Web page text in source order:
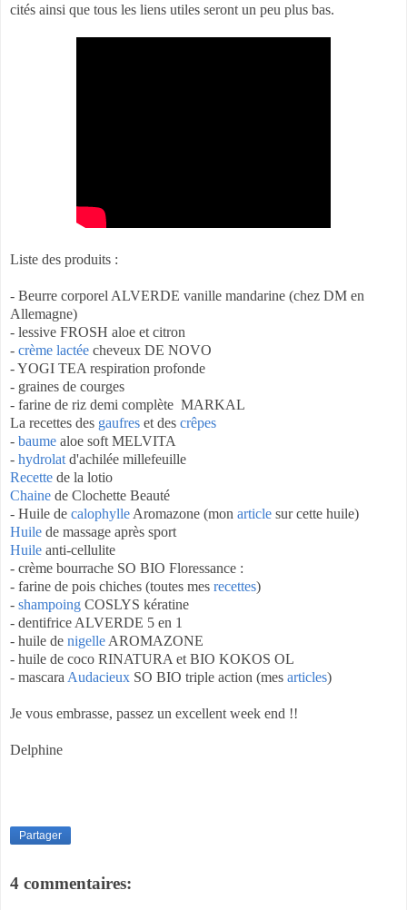
cités ainsi que tous les liens utiles seront un peu plus bas.
Liste des produits :
- Beurre corporel ALVERDE vanille mandarine (chez DM en
Allemagne)
- lessive FROSH aloe et citron
- crème lactée cheveux DE NOVO
- YOGI TEA respiration profonde
- graines de courges
- farine de riz demi complète MARKAL
La recettes des gaufres et des crêpes
- baume aloe soft MELVITA
- hydrolat d'achilée millefeuille
Recette de la lotio
Chaine de Clochette Beauté
- Huile de calophylle Aromazone (mon article sur cette huile)
Huile de massage après sport
Huile anti-cellulite
- crème bourrache SO BIO Floressance :
- farine de pois chiches (toutes mes recettes)
- shampoing COSLYS kératine
- dentifrice ALVERDE 5 en 1
- huile de nigelle AROMAZONE
- huile de coco RINATURA et BIO KOKOS OL
- mascara Audacieux SO BIO triple action (mes articles)
Je vous embrasse, passez un excellent week end !!
Delphine
Partager
4 commentaires: